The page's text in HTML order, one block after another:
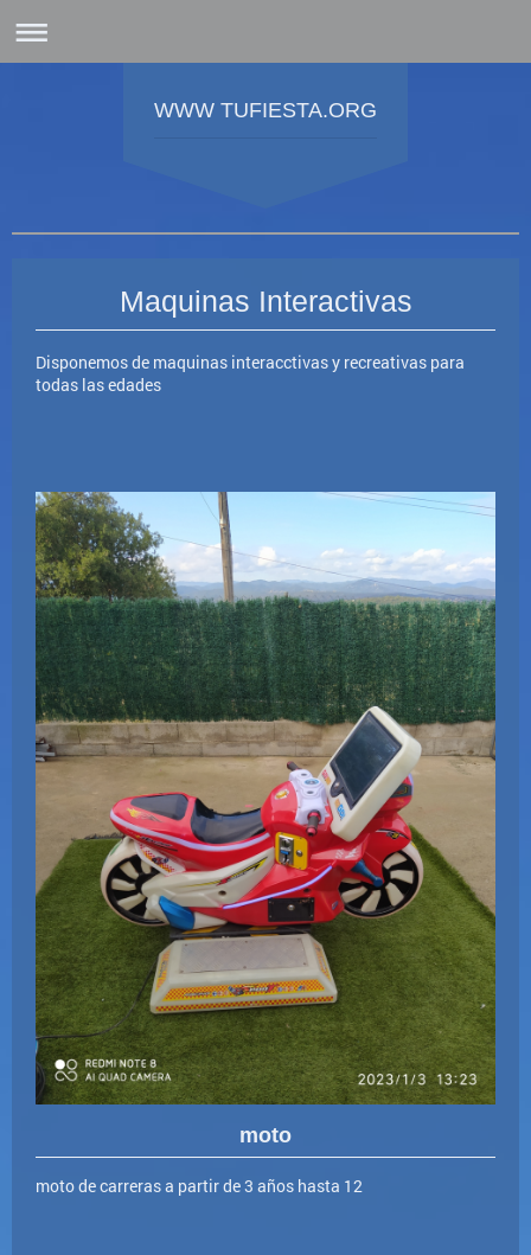
WWW TUFIESTA.ORG
Maquinas Interactivas
Disponemos de maquinas interacctivas y recreativas para
todas las edades
moto
moto de carreras a partir de 3 años hasta 12